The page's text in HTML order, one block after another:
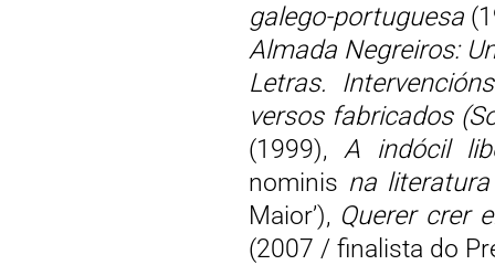
galego-portuguesa
Almada Negreiros:
Letras.
versos fabricados
(1999), A indócil
nominis na
Maior’), Querer crer
(2007 / finalista do